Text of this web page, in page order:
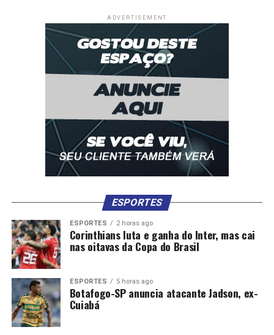
ADVERTISEMENT
ESPORTES
ESPORTES 2 horas ago
Corinthians luta e ganha do Inter, mas cai
nas oitavas da Copa do Brasil
ESPORTES 5 horas ago
Botafogo-SP anuncia atacante Jadson, ex-
Cuiabá